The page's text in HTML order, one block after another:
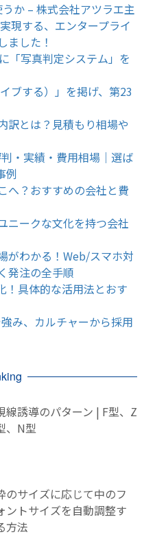
か – 株式会社アツラエ主
現する、エンタープライ
ました！
「写真判定システム」を
ブする）」を掲げ、第23
訳とは？見積もり相場や
・実績・費用相場｜選ば
例
へ？おすすめの会社と費
ニークな文化を持つ会社
がわかる！Web/スマホ対
発注の全手順
！具体的な活用法とおす
み、カルチャーから採用
線誘導のパターン | F型、Z
、N型
のサイズに応じて中のフ
ントサイズを自動調整す
方法